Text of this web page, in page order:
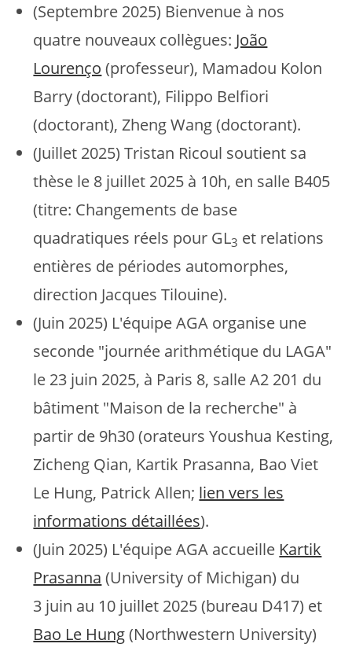
(Septembre 2025) Bienvenue à nos
quatre nouveaux collègues: João
Lourenço (professeur), Mamadou Kolon
Barry (doctorant), Filippo Belfiori
(doctorant), Zheng Wang (doctorant).
(Juillet 2025) Tristan Ricoul soutient sa
thèse le 8 juillet 2025 à 10h, en salle B405
(titre: Changements de base
quadratiques réels pour GL3 et relations
entières de périodes automorphes,
direction Jacques Tilouine).
(Juin 2025) L'équipe AGA organise une
seconde "journée arithmétique du LAGA"
le 23 juin 2025, à Paris 8, salle A2 201 du
bâtiment "Maison de la recherche" à
partir de 9h30 (orateurs Youshua Kesting,
Zicheng Qian, Kartik Prasanna, Bao Viet
Le Hung, Patrick Allen; lien vers les
informations détaillées).
(Juin 2025) L'équipe AGA accueille Kartik
Prasanna (University of Michigan) du
3 juin au 10 juillet 2025 (bureau D417) et
Bao Le Hung(Northwestern University)